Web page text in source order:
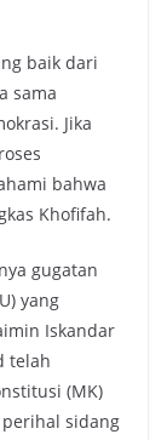
baik dari
sama
Jika
bahwa
Khofifah.
gugatan
yang
Iskandar
telah
(MK)
sidang